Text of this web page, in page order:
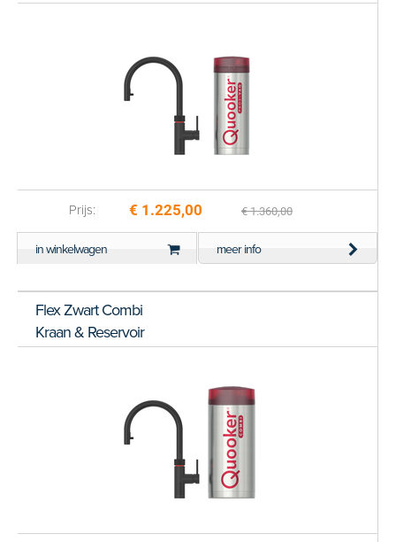
Prijs: € 1.225,00 € 1.360,00
in winkelwagen meer info
Flex Zwart Combi
Kraan & Reservoir